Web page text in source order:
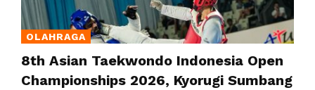
OLAHRAGA
8th Asian Taekwondo Indonesia Open
Championships 2026, Kyorugi Sumbang